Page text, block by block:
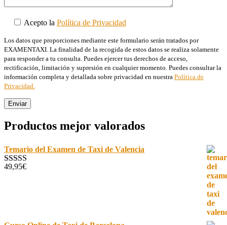
Acepto la Política de Privacidad
Los datos que proporciones mediante este formulario serán tratados por
EXAMENTAXI. La finalidad de la recogida de estos datos se realiza solamente
para responder a tu consulta. Puedes ejercer tus derechos de acceso,
rectificación, limitación y supresión en cualquier momento. Puedes consultar la
información completa y detallada sobre privacidad en nuestra Política de
Privacidad.
Productos mejor valorados
Temario del Examen de Taxi de Valencia
Valorado con
49,95€